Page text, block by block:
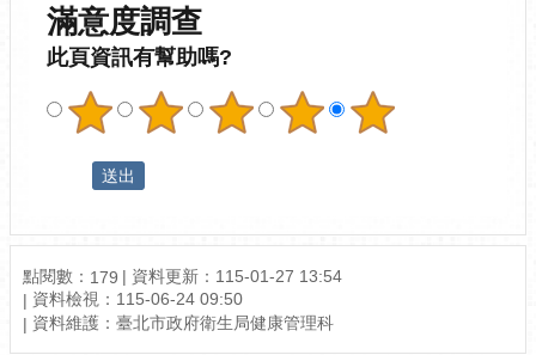
滿意度調查
此頁資訊有幫助嗎?
點閱數： 179 資料更新： 115-01-27 13:54
資料檢視： 115-06-24 09:50
資料維護： 臺北市政府衛生局健康管理科